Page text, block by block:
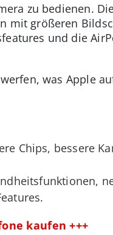
zu bedienen.
mit größeren
und die
was Apple
Chips, bessere
kaufen +++